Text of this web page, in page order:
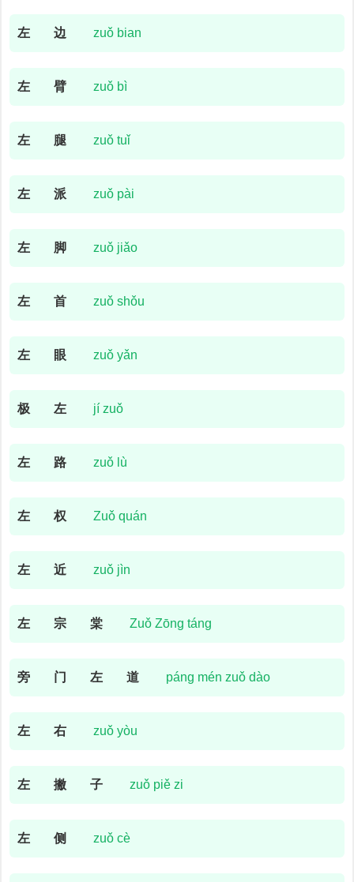
左 边 zuǒ bian
左 臂 zuǒ bì
左 腿 zuǒ tuǐ
左 派 zuǒ pài
左 脚 zuǒ jiǎo
左 首 zuǒ shǒu
左 眼 zuǒ yǎn
极 左 jí zuǒ
左 路 zuǒ lù
左 权 Zuǒ quán
左 近 zuǒ jìn
左 宗 棠 Zuǒ Zōng táng
旁 门 左 道 páng mén zuǒ dào
左 右 zuǒ yòu
左 撇 子 zuǒ piě zi
左 侧 zuǒ cè